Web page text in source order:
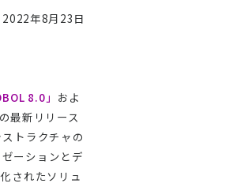
2022年8月23日
8.0」 およ
最新リリース
トラクチャの
ーションとデ
されたソリュ